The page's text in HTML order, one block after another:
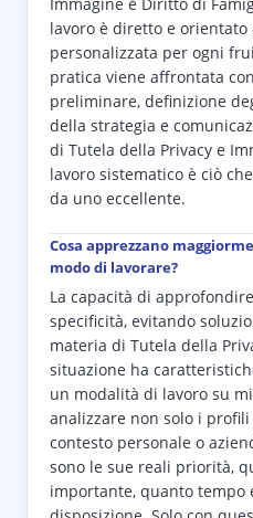
Immagine e Diritto di
lavoro è diretto e
personalizzata per ogni
pratica viene affrontata
preliminare, definizione
della strategia e
di Tutela della Privacy e
lavoro sistematico è ciò
da uno eccellente.
Cosa apprezzano
modo di lavorare?
La capacità di
specificità, evitando
materia di Tutela della
situazione ha
un modalità di lavoro su
analizzare non solo i
contesto personale o
sono le sue reali priorità,
importante, quanto tempo